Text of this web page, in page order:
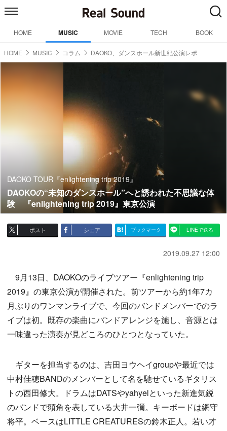
HOME MUSIC MOVIE TECH BOOK
HOME MUSIC コラム DAOKO、ダンスホール新世紀公演レポ
DAOKO TOUR『enlightening trip 2019』
DAOKOの“未知のダンスホール”へと誘われた不思議な体
験 『enlightening trip 2019』東京公演
ポスト シェア ブックマーク LINEで送る
2019.09.27 12:00
9月13日、DAOKOのライブツアー『enlightening trip
2019』の東京公演が開催された。前ツアーから約1年7カ
月ぶりのワンマンライブで、今回のバンドメンバーでのラ
イブは初。既存の楽曲にバンドアレンジを施し、音源とは
一味違った演奏が見どころのひとつとなっていた。
ギターを担当するのは、吉田ヨウヘイgroupや最近では
中村佳穂BANDのメンバーとして名を馳せているギタリス
トの西田修大。ドラムはDATSやyahyelといった新進気鋭
のバンドで頭角を表している大井一彌。キーボードは網守
将平。ベースはLITTLE CREATURESの鈴木正人。若い才